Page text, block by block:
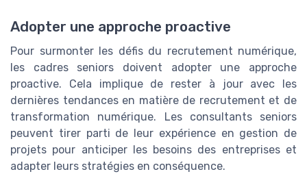
Adopter une approche proactive
Pour surmonter les défis du recrutement numérique,
les cadres seniors doivent adopter une approche
proactive. Cela implique de rester à jour avec les
dernières tendances en matière de recrutement et de
transformation numérique. Les consultants seniors
peuvent tirer parti de leur expérience en gestion de
projets pour anticiper les besoins des entreprises et
adapter leurs stratégies en conséquence.